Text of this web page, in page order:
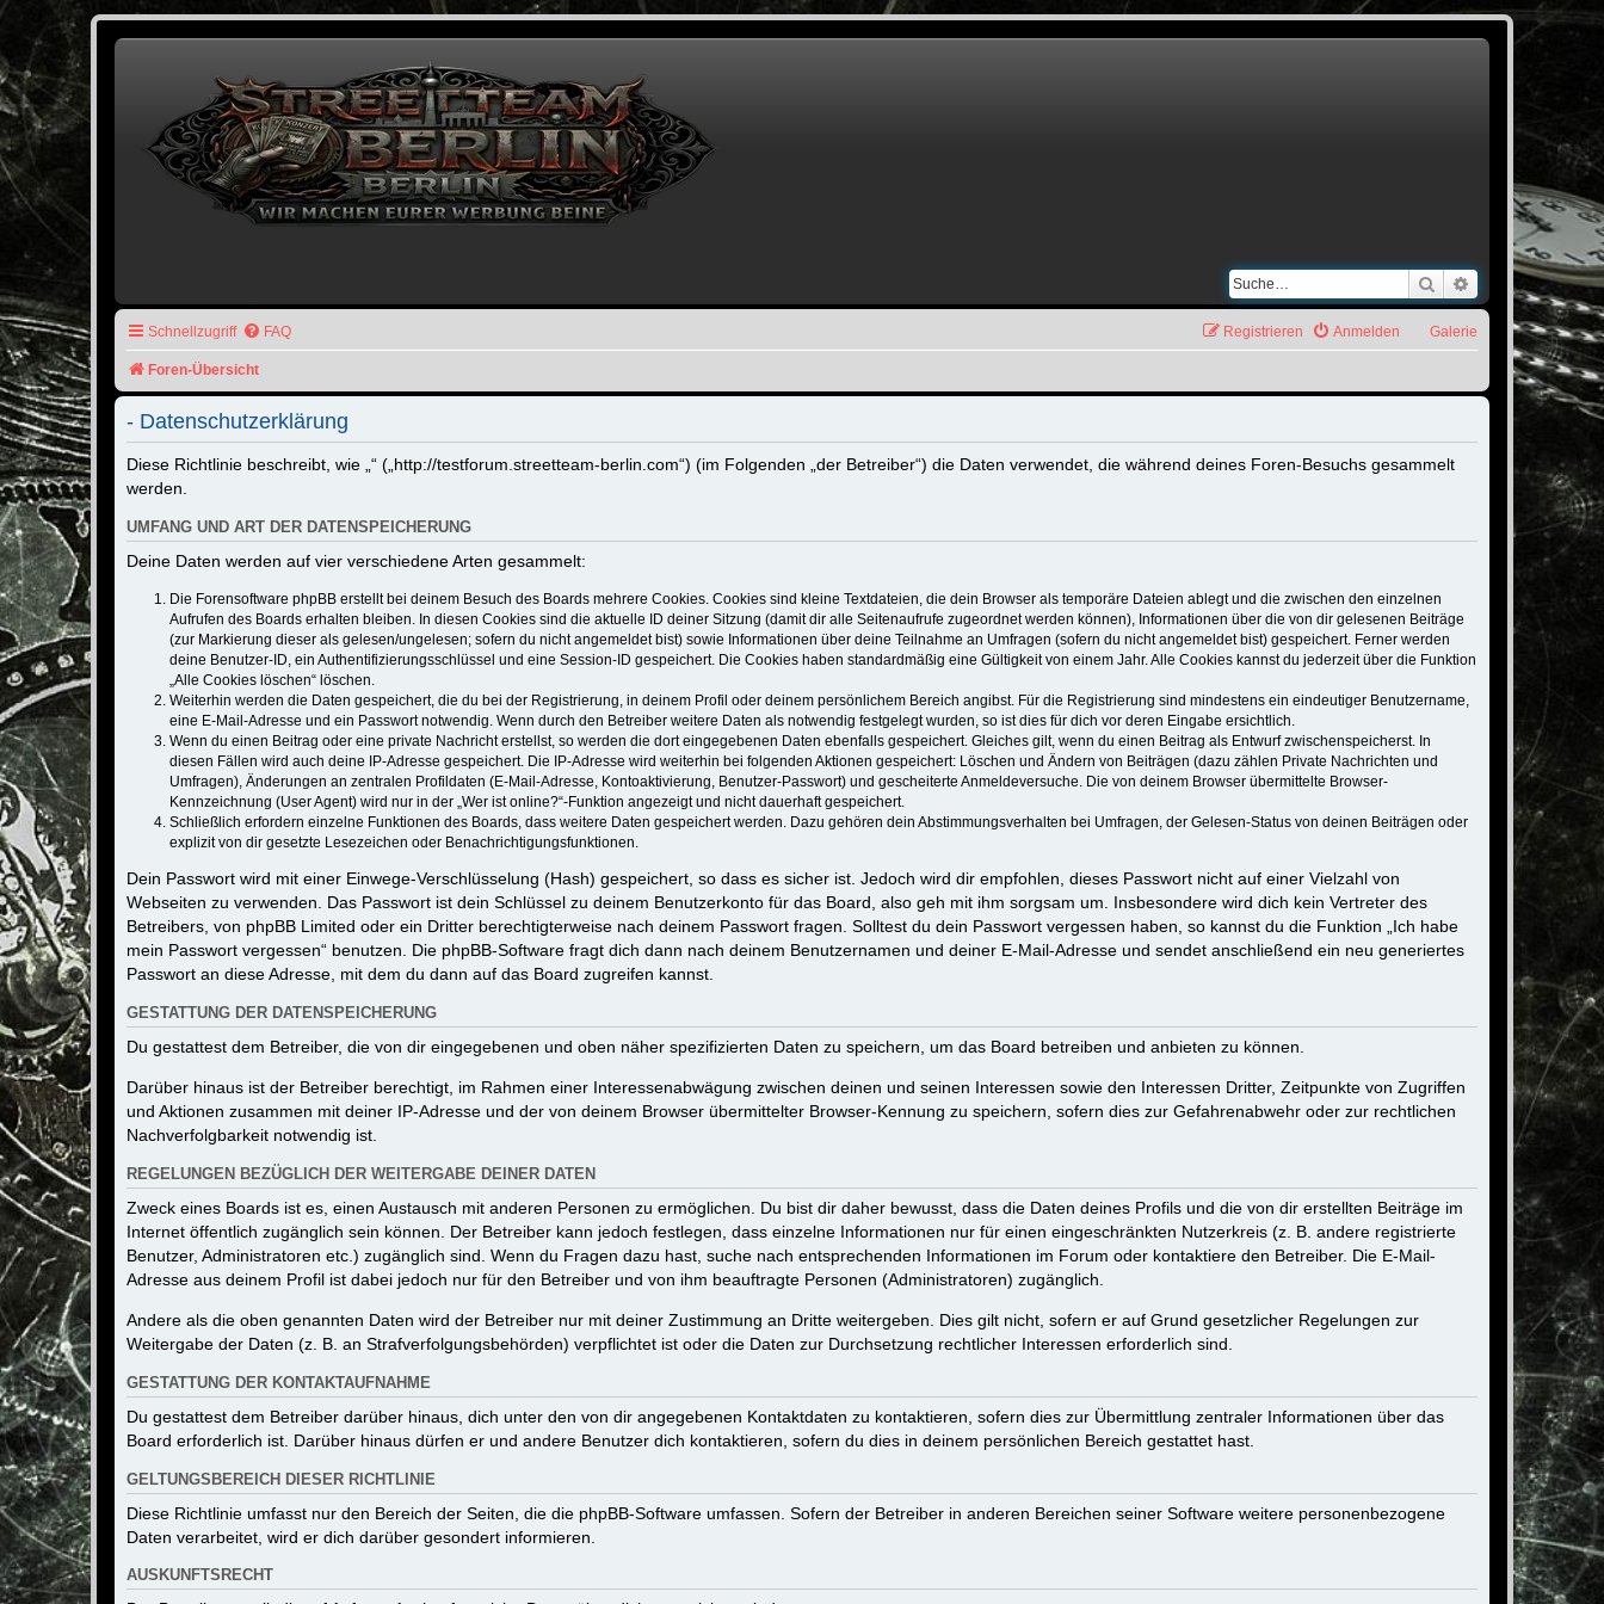
Suche Erweiterte Suche
Schnellzugriff Galerie
FAQ Anmelden
Registrieren
Foren-Übersicht
- Datenschutzerklärung
Diese Richtlinie beschreibt, wie „“ („http://testforum.streetteam-berlin.com“) (im Folgenden „der Betreiber“) die Daten verwendet, die während deines Foren-Besuchs gesammelt
werden.
UMFANG UND ART DER DATENSPEICHERUNG
Deine Daten werden auf vier verschiedene Arten gesammelt:
Die Forensoftware phpBB erstellt bei deinem Besuch des Boards mehrere Cookies. Cookies sind kleine Textdateien, die dein Browser als temporäre Dateien ablegt und die zwischen den einzelnen
Aufrufen des Boards erhalten bleiben. In diesen Cookies sind die aktuelle ID deiner Sitzung (damit dir alle Seitenaufrufe zugeordnet werden können), Informationen über die von dir gelesenen Beiträge
(zur Markierung dieser als gelesen/ungelesen; sofern du nicht angemeldet bist) sowie Informationen über deine Teilnahme an Umfragen (sofern du nicht angemeldet bist) gespeichert. Ferner werden
deine Benutzer-ID, ein Authentifizierungsschlüssel und eine Session-ID gespeichert. Die Cookies haben standardmäßig eine Gültigkeit von einem Jahr. Alle Cookies kannst du jederzeit über die Funktion
„Alle Cookies löschen“ löschen.
Weiterhin werden die Daten gespeichert, die du bei der Registrierung, in deinem Profil oder deinem persönlichem Bereich angibst. Für die Registrierung sind mindestens ein eindeutiger Benutzername,
eine E-Mail-Adresse und ein Passwort notwendig. Wenn durch den Betreiber weitere Daten als notwendig festgelegt wurden, so ist dies für dich vor deren Eingabe ersichtlich.
Wenn du einen Beitrag oder eine private Nachricht erstellst, so werden die dort eingegebenen Daten ebenfalls gespeichert. Gleiches gilt, wenn du einen Beitrag als Entwurf zwischenspeicherst. In
diesen Fällen wird auch deine IP-Adresse gespeichert. Die IP-Adresse wird weiterhin bei folgenden Aktionen gespeichert: Löschen und Ändern von Beiträgen (dazu zählen Private Nachrichten und
Umfragen), Änderungen an zentralen Profildaten (E-Mail-Adresse, Kontoaktivierung, Benutzer-Passwort) und gescheiterte Anmeldeversuche. Die von deinem Browser übermittelte Browser-
Kennzeichnung (User Agent) wird nur in der „Wer ist online?“-Funktion angezeigt und nicht dauerhaft gespeichert.
Schließlich erfordern einzelne Funktionen des Boards, dass weitere Daten gespeichert werden. Dazu gehören dein Abstimmungsverhalten bei Umfragen, der Gelesen-Status von deinen Beiträgen oder
explizit von dir gesetzte Lesezeichen oder Benachrichtigungsfunktionen.
Dein Passwort wird mit einer Einwege-Verschlüsselung (Hash) gespeichert, so dass es sicher ist. Jedoch wird dir empfohlen, dieses Passwort nicht auf einer Vielzahl von
Webseiten zu verwenden. Das Passwort ist dein Schlüssel zu deinem Benutzerkonto für das Board, also geh mit ihm sorgsam um. Insbesondere wird dich kein Vertreter des
Betreibers, von phpBB Limited oder ein Dritter berechtigterweise nach deinem Passwort fragen. Solltest du dein Passwort vergessen haben, so kannst du die Funktion „Ich habe
mein Passwort vergessen“ benutzen. Die phpBB-Software fragt dich dann nach deinem Benutzernamen und deiner E-Mail-Adresse und sendet anschließend ein neu generiertes
Passwort an diese Adresse, mit dem du dann auf das Board zugreifen kannst.
GESTATTUNG DER DATENSPEICHERUNG
Du gestattest dem Betreiber, die von dir eingegebenen und oben näher spezifizierten Daten zu speichern, um das Board betreiben und anbieten zu können.
Darüber hinaus ist der Betreiber berechtigt, im Rahmen einer Interessenabwägung zwischen deinen und seinen Interessen sowie den Interessen Dritter, Zeitpunkte von Zugriffen
und Aktionen zusammen mit deiner IP-Adresse und der von deinem Browser übermittelter Browser-Kennung zu speichern, sofern dies zur Gefahrenabwehr oder zur rechtlichen
Nachverfolgbarkeit notwendig ist.
REGELUNGEN BEZÜGLICH DER WEITERGABE DEINER DATEN
Zweck eines Boards ist es, einen Austausch mit anderen Personen zu ermöglichen. Du bist dir daher bewusst, dass die Daten deines Profils und die von dir erstellten Beiträge im
Internet öffentlich zugänglich sein können. Der Betreiber kann jedoch festlegen, dass einzelne Informationen nur für einen eingeschränkten Nutzerkreis (z. B. andere registrierte
Benutzer, Administratoren etc.) zugänglich sind. Wenn du Fragen dazu hast, suche nach entsprechenden Informationen im Forum oder kontaktiere den Betreiber. Die E-Mail-
Adresse aus deinem Profil ist dabei jedoch nur für den Betreiber und von ihm beauftragte Personen (Administratoren) zugänglich.
Andere als die oben genannten Daten wird der Betreiber nur mit deiner Zustimmung an Dritte weitergeben. Dies gilt nicht, sofern er auf Grund gesetzlicher Regelungen zur
Weitergabe der Daten (z. B. an Strafverfolgungsbehörden) verpflichtet ist oder die Daten zur Durchsetzung rechtlicher Interessen erforderlich sind.
GESTATTUNG DER KONTAKTAUFNAHME
Du gestattest dem Betreiber darüber hinaus, dich unter den von dir angegebenen Kontaktdaten zu kontaktieren, sofern dies zur Übermittlung zentraler Informationen über das
Board erforderlich ist. Darüber hinaus dürfen er und andere Benutzer dich kontaktieren, sofern du dies in deinem persönlichen Bereich gestattet hast.
GELTUNGSBEREICH DIESER RICHTLINIE
Diese Richtlinie umfasst nur den Bereich der Seiten, die die phpBB-Software umfassen. Sofern der Betreiber in anderen Bereichen seiner Software weitere personenbezogene
Daten verarbeitet, wird er dich darüber gesondert informieren.
AUSKUNFTSRECHT